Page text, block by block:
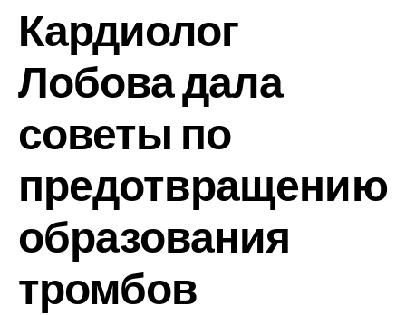
Кардиолог
Лобова дала
советы по
предотвращению
образования
тромбов